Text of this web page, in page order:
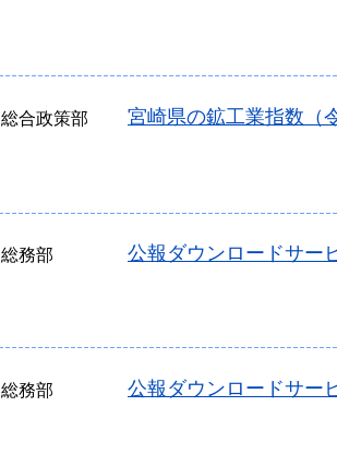
総合政策部 宮崎県の鉱工業指数（
総務部 公報ダウンロードサー
総務部 公報ダウンロードサー